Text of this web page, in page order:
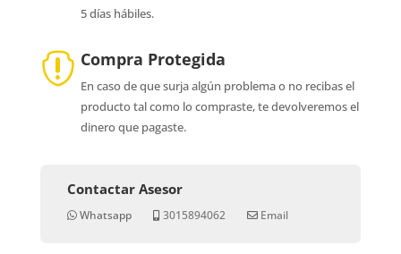
5 días hábiles.
 Compra Protegida
En caso de que surja algún problema o no recibas el
producto tal como lo compraste, te devolveremos el
dinero que pagaste.
Contactar Asesor
Whatsapp 3015894062 Email